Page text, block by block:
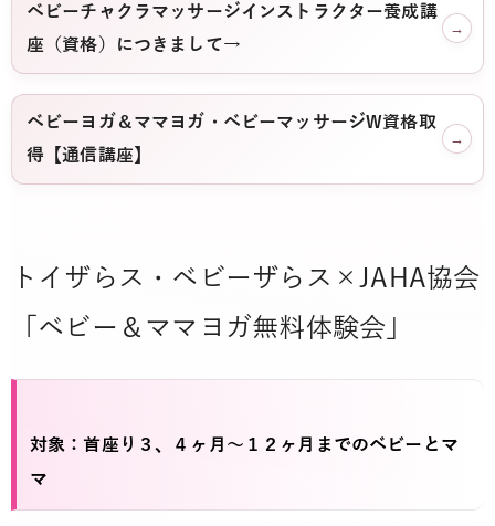
ベビーチャクラマッサージインストラクター養成講
座（資格）につきまして→
→
ベビーヨガ＆ママヨガ・ベビーマッサージW資格取
得【通信講座】
→
トイザらス・ベビーザらス×JAHA協会
「ベビー＆ママヨガ無料体験会」
対象：首座り３、４ヶ月～１２ヶ月までのベビーとマ
マ